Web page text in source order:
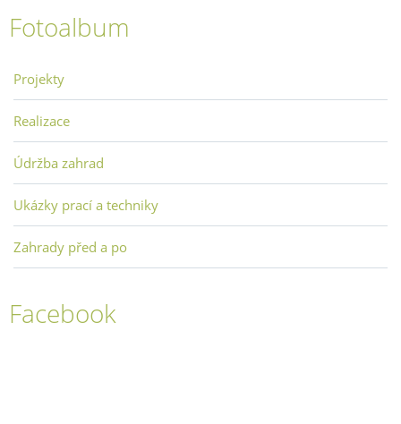
Fotoalbum
Projekty
Realizace
Údržba zahrad
Ukázky prací a techniky
Zahrady před a po
Facebook